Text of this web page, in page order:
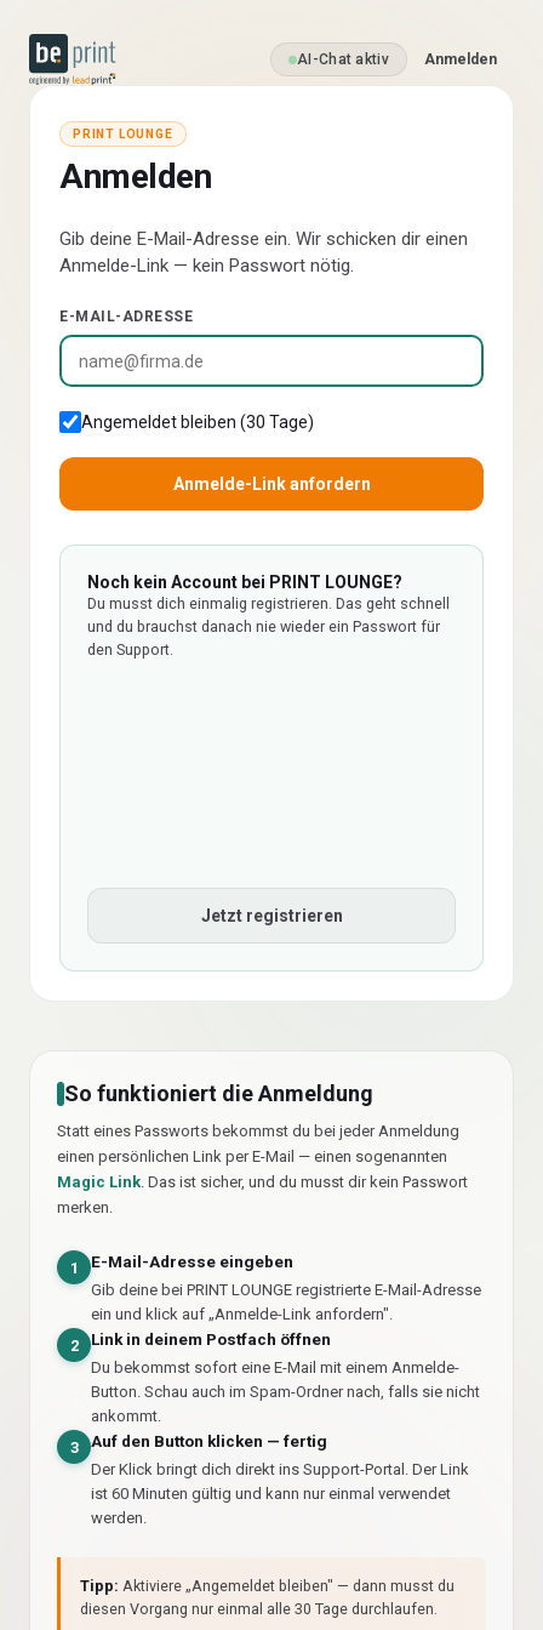
AI-Chat aktiv Anmelden
PRINT LOUNGE
Anmelden
Gib deine E-Mail-Adresse ein. Wir schicken dir einen
Anmelde-Link — kein Passwort nötig.
E-MAIL-ADRESSE
Angemeldet bleiben (30 Tage)
Anmelde-Link anfordern
Noch kein Account bei PRINT LOUNGE?
Du musst dich einmalig registrieren. Das geht schnell
und du brauchst danach nie wieder ein Passwort für
den Support.
Jetzt registrieren
So funktioniert die Anmeldung
Statt eines Passworts bekommst du bei jeder Anmeldung
einen persönlichen Link per E-Mail — einen sogenannten
Magic Link. Das ist sicher, und du musst dir kein Passwort
merken.
1 E-Mail-Adresse eingeben
Gib deine bei PRINT LOUNGE registrierte E-Mail-Adresse
ein und klick auf „Anmelde-Link anfordern".
2
Link in deinem Postfach öffnen
Du bekommst sofort eine E-Mail mit einem Anmelde-
Button. Schau auch im Spam-Ordner nach, falls sie nicht
ankommt.
3
Auf den Button klicken — fertig
Der Klick bringt dich direkt ins Support-Portal. Der Link
ist 60 Minuten gültig und kann nur einmal verwendet
werden.
Tipp: Aktiviere „Angemeldet bleiben" — dann musst du
diesen Vorgang nur einmal alle 30 Tage durchlaufen.